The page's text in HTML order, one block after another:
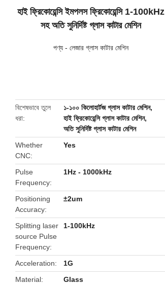
হাই ফ্রিকোয়েন্সি ইমপলস ফ্রিকোয়েন্সি 1-100kHz
সহ অতি সুনির্দিষ্ট গ্লাস কাটার মেশিন
পণ্য - লেজার গ্লাস কাটার মেশিন
বিশেষভাবে তুলে
ধরা
১-১০০ কিলোহার্টজ গ্লাস কাটার মেশিন,
হাই ফ্রিকোয়েন্সি গ্লাস কাটার মেশিন,
অতি সুনির্দিষ্ট গ্লাস কাটার মেশিন
Whether
CNC
Yes
Pulse
Frequency
1Hz - 1000kHz
Positioning
Accuracy
±2um
Splitting laser
source Pulse
Frequency
1-100kHz
Acceleration
1G
Material
Glass